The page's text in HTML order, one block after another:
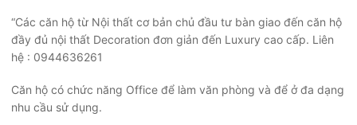
“Các căn hộ từ Nội thất cơ bản chủ đầu tư bàn giao đến căn hộ
đầy đủ nội thất Decoration đơn giản đến Luxury cao cấp. Liên
hệ : 0944636261
Căn hộ có chức năng Office để làm văn phòng và để ở đa dạng
nhu cầu sử dụng.